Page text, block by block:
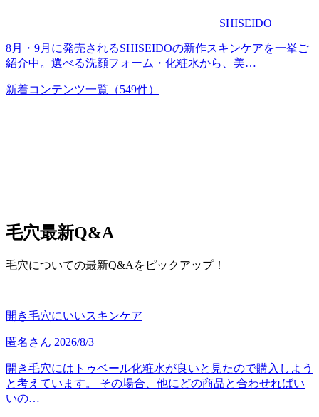
SHISEIDO
8月・9月に発売されるSHISEIDOの新作スキンケアを一挙ご
紹介中。選べる洗顔フォーム・化粧水から、美…
新着コンテンツ一覧 （549件）
毛穴最新Q&A
毛穴についての最新Q&Aをピックアップ！
開き毛穴にいいスキンケア
匿名 さん 2026/8/3
開き毛穴にはトゥベール化粧水が良いと見たので購入しよう
と考えています。 その場合、他にどの商品と合わせればい
いの…